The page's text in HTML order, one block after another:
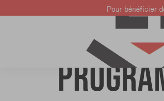
Pour bénéficier
Cours
d'anglais